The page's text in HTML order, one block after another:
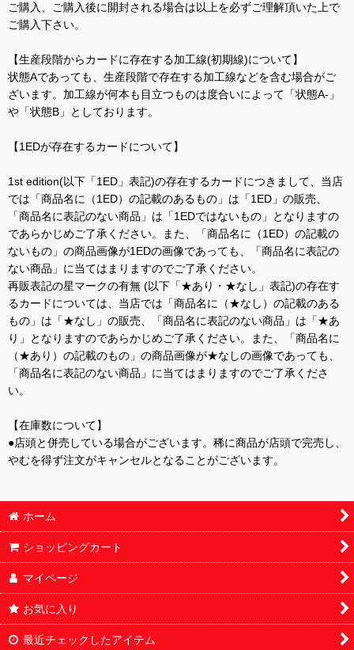
ご購入、ご購入後に開封される場合は以上を必ずご理解頂いた上で
ご購入下さい。
【生産段階からカードに存在する加工線(初期線)について】
状態Aであっても、生産段階で存在する加工線などを含む場合がご
ざいます。加工線が何本も目立つものは度合いによって「状態A-」
や「状態B」としております。
【1EDが存在するカードについて】
1st edition(以下「1ED」表記)の存在するカードにつきまして、当店
では「商品名に（1ED）の記載のあるもの」は「1ED」の販売、
「商品名に表記のない商品」は「1EDではないもの」となりますの
であらかじめご了承ください。また、「商品名に（1ED）の記載の
ないもの」の商品画像が1EDの画像であっても、「商品名に表記の
ない商品」に当てはまりますのでご了承ください。
再販表記の星マークの有無 (以下「★あり・★なし」表記)の存在す
るカードについては、当店では「商品名に（★なし）の記載のある
もの」は「★なし」の販売、「商品名に表記のない商品」は「★あ
り」となりますのであらかじめご了承ください。また、「商品名に
（★あり）の記載のもの」の商品画像が★なしの画像であっても、
「商品名に表記のない商品」に当てはまりますのでご了承くださ
い。
【在庫数について】
●店頭と併売している場合がございます。稀に商品が店頭で完売し、
やむを得ず注文がキャンセルとなることがございます。
ホーム
ショッピングカート
マイページ
お気に入り
最近チェックしたアイテム